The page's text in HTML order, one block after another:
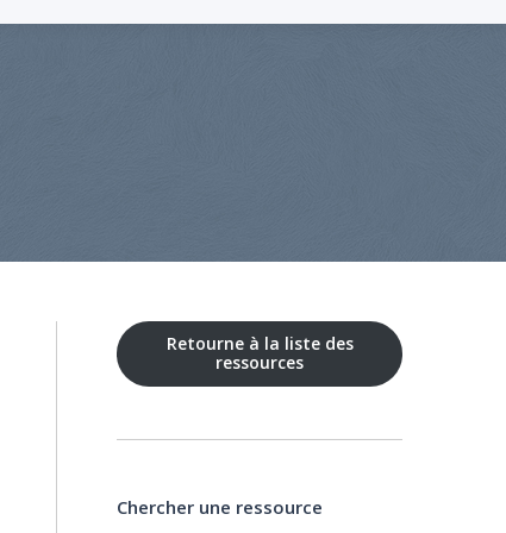
Retourne à la liste des
ressources
Chercher une ressource